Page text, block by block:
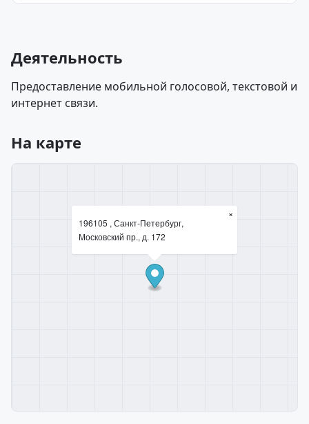
Деятельность
Предоставление мобильной голосовой, текстовой и
интернет связи.
На карте
196105 , Санкт-Петербург,
Московский пр., д. 172
×